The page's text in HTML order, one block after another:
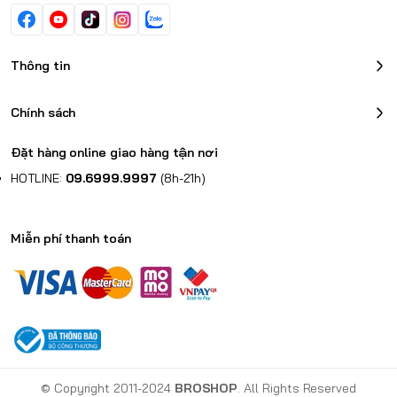
Tình trạng:Mới 100% chính hãng
12 Tháng (đường chỉ, dây khóa).
Thông tin
Chính sách
Đặt hàng online giao hàng tận nơi
HOTLINE: 09.6999.9997 (8h-21h)
Miễn phí thanh toán
© Copyright 2011-2024 BROSHOP. All Rights Reserved